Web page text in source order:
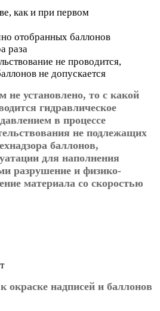
как и при первом
отобранных баллонов
раза
не проводится,
не допускается
не установлено, то с какой
гидравлическое
в процессе
не подлежащих
баллонов,
для наполнения
разрушение и физико-
материала со скоростью
окраске надписей и баллонов